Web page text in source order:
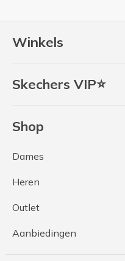
Winkels
Skechers VIP⭐
Shop
Dames
Heren
Outlet
Aanbiedingen